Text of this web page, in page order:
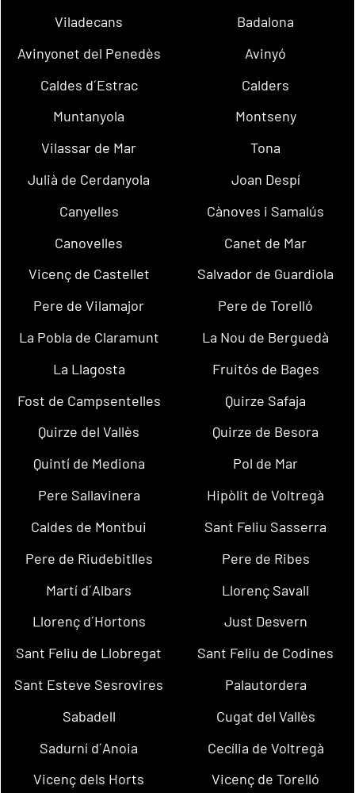
Viladecans
Badalona
Avinyonet del Penedès
Avinyó
Caldes d´Estrac
Calders
Muntanyola
Montseny
Vilassar de Mar
Tona
Julià de Cerdanyola
Joan Despí
Canyelles
Cànoves i Samalús
Canovelles
Canet de Mar
Vicenç de Castellet
Salvador de Guardiola
Pere de Vilamajor
Pere de Torelló
La Pobla de Claramunt
La Nou de Berguedà
La Llagosta
Fruitós de Bages
Fost de Campsentelles
Quirze Safaja
Quirze del Vallès
Quirze de Besora
Quintí de Mediona
Pol de Mar
Pere Sallavinera
Hipòlit de Voltregà
Caldes de Montbui
Sant Feliu Sasserra
Pere de Riudebitlles
Pere de Ribes
Martí d´Albars
Llorenç Savall
Llorenç d´Hortons
Just Desvern
Sant Feliu de Llobregat
Sant Feliu de Codines
Sant Esteve Sesrovires
Palautordera
Sabadell
Cugat del Vallès
Sadurní d´Anoia
Cecília de Voltregà
Vicenç dels Horts
Vicenç de Torelló